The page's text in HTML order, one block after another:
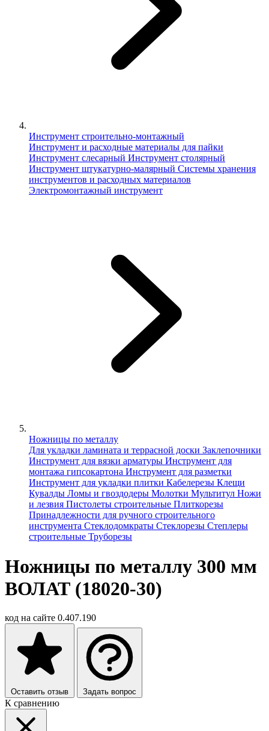
Инструмент строительно-монтажный
Инструмент и расходные материалы для пайки
Инструмент слесарный Инструмент столярный
Инструмент штукатурно-малярный Сиcтемы хранения
инструментов и расходных материалов
Электромонтажный инструмент
Ножницы по металлу
Для укладки ламината и террасной доски Заклепочники
Инструмент для вязки арматуры Инструмент для
монтажа гипсокартона Инструмент для разметки
Инструмент для укладки плитки Кабелерезы Клещи
Кувалды Ломы и гвоздодеры Молотки Мультитул Ножи
и лезвия Пистолеты строительные Плиткорезы
Принадлежности для ручного строительного
инструмента Стеклодомкраты Стеклорезы Степлеры
строительные Труборезы
Ножницы по металлу 300 мм
ВОЛАТ (18020-30)
код на сайте 0.407.190
Оставить отзыв Задать вопрос
К сравнению